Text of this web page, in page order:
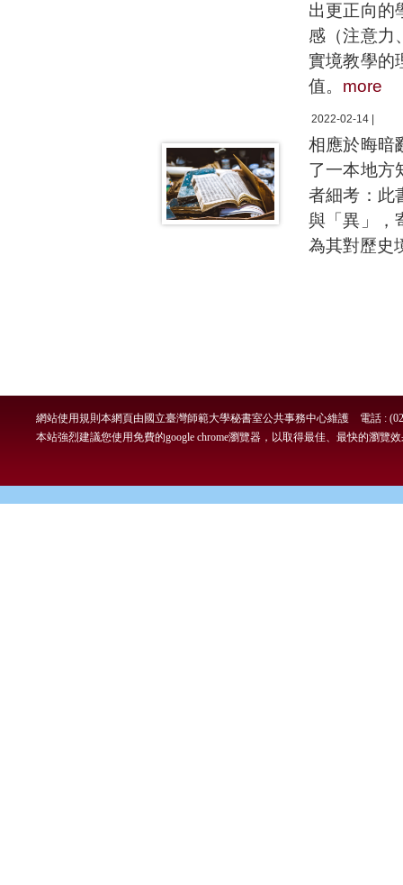
出更正向的
感（注意力
實境教學的
值。 more
2022-02-14 |
相應於晦暗
了一本地方
者細考：此
與「異」，
為其對歷史
本網頁由國立臺灣師範大學秘書室公共事務中心維護 電話 :
網站使用規則
本站強烈建議您使用免費的google chrome瀏覽器，以取得最佳、最快的瀏覽